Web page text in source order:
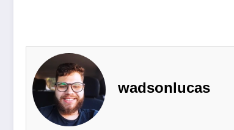
wadsonlucas